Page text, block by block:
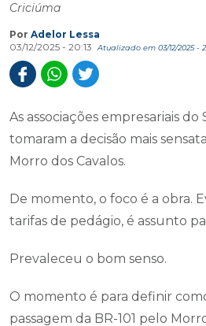
Criciúma
Por Adelor Lessa
03/12/2025 - 20:13
Atualizado em 03/12/2025 -
As associações empresariais
tomaram a decisão mais
Morro dos Cavalos.
De momento, o foco é a obra.
tarifas de pedágio, é assunto
Prevaleceu o bom senso.
O momento é para definir
passagem da BR-101 pelo